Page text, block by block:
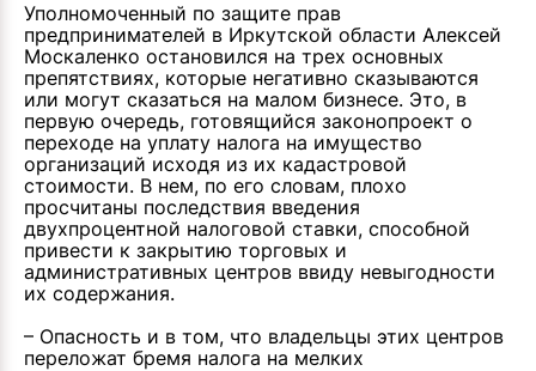
Уполномоченный по защите прав
предпринимателей в Иркутской области Алексей
Москаленко остановился на трех основных
препятствиях, которые негативно сказываются
или могут сказаться на малом бизнесе. Это, в
первую очередь, готовящийся законопроект о
переходе на уплату налога на имущество
организаций исходя из их кадастровой
стоимости. В нем, по его словам, плохо
просчитаны последствия введения
двухпроцентной налоговой ставки, способной
привести к закрытию торговых и
административных центров ввиду невыгодности
их содержания.
– Опасность и в том, что владельцы этих центров
переложат бремя налога на мелких